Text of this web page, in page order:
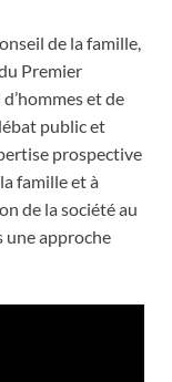
de la famille,
Premier
et de
public et
prospective
famille et à
de la société au
une approche